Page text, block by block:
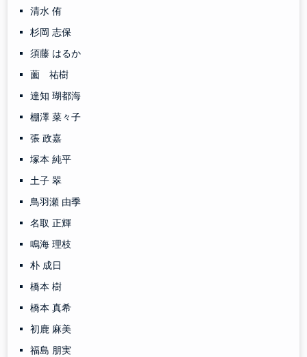
清水 侑
杉岡 志保
須藤 はるか
薗 祐樹
達知 瑚都海
棚澤 菜々子
張 政嘉
塚本 純平
土子 翠
鳥羽瀬 由季
名取 正輝
鳴海 理枝
朴 成日
橋本 樹
橋本 真希
初鹿 麻美
福島 朋実